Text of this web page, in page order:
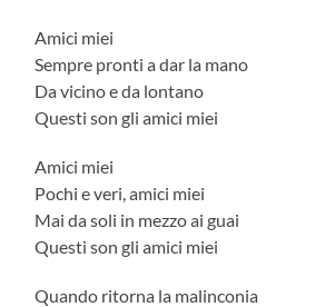
Amici miei
Sempre pronti a dar la mano
Da vicino e da lontano
Questi son gli amici miei
Amici miei
Pochi e veri, amici miei
Mai da soli in mezzo ai guai
Questi son gli amici miei
Quando ritorna la malinconia